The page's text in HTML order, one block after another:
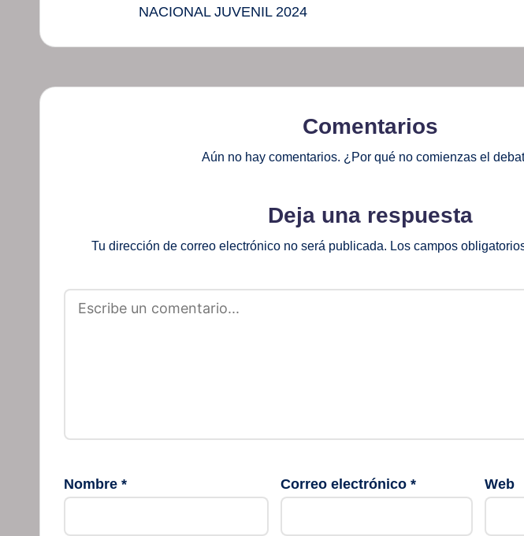
NACIONAL JUVENIL 2024
Comentarios
Aún no hay comentarios. ¿Por qué no comienzas el
Deja una respuesta
Tu dirección de correo electrónico no será publicada. Los campos
Nombre * Correo electrónico * Web